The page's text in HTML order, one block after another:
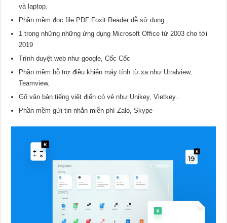
và laptop.
Phần mềm đọc file PDF Foxit Reader dễ sử dụng
1 trong những những ứng dụng Microsoft Office từ 2003 cho tới
2019
Trình duyệt web như google, Cốc Cốc
Phần mềm hỗ trợ điều khiển máy tính từ xa như Utralview,
Teamview.
Gõ văn bản tiếng việt điển có vẻ như Unikey, Vietkey..
Phần mềm gửi tin nhắn miễn phí Zalo, Skype